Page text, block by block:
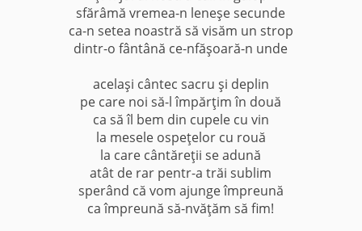
sfărâmă vremea-n leneşe secunde
ca-n setea noastră să visăm un strop
dintr-o fântână ce-nfăşoară-n unde
acelaşi cântec sacru şi deplin
pe care noi să-l împărţim în două
ca să îl bem din cupele cu vin
la mesele ospeţelor cu rouă
la care cântăreţii se adună
atât de rar pentr-a trăi sublim
sperând că vom ajunge împreună
ca împreună să-nvăţăm să fim!